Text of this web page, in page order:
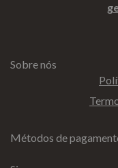
Sobre nós
Métodos de